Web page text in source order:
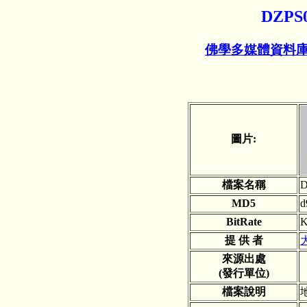
佛學多媒體資料
圖片:
檔案名稱
MD5
BitRate
提 供 者
來源出處
(發行單位)
檔案說明